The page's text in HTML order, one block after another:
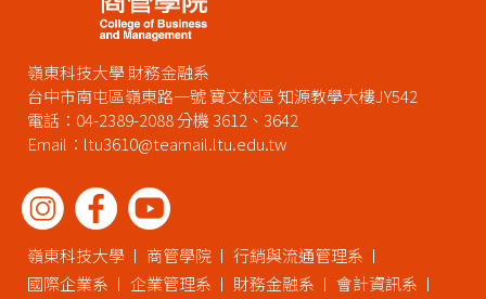
嶺東科技大學 財務金融系
台中市南屯區嶺東路一號 寶文校區 知源教學大樓JY542
電話：04-2389-2088 分機 3612、3642
Email：ltu3610@teamail.ltu.edu.tw
嶺東科技大學 商管學院
行銷與流通管理系
國際企業系
企業管理系 財務金融系 會計資訊系